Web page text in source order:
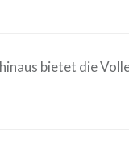
bietet die